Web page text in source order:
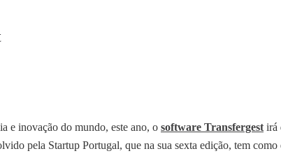
e inovação do mundo, este ano, o software Transfergest irá
pela Startup Portugal, que na sua sexta edição, tem